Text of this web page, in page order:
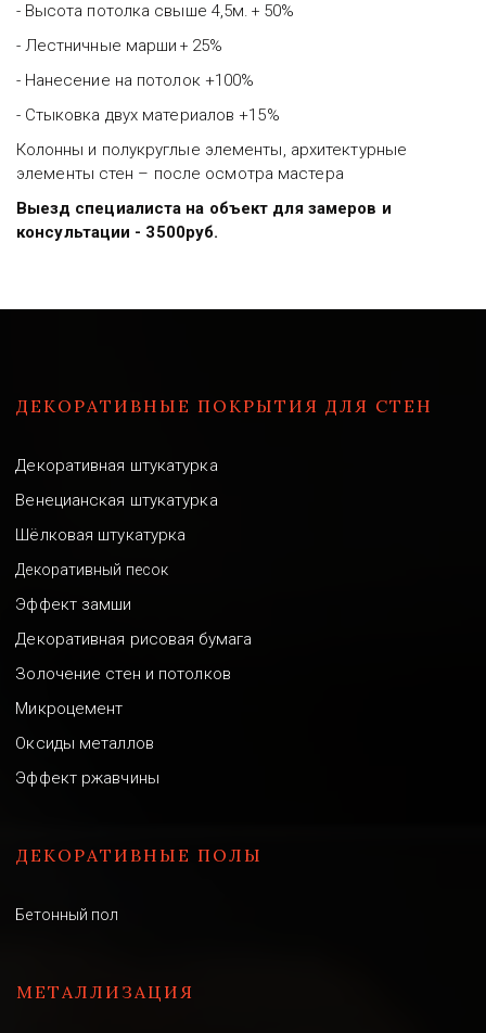
- Высота потолка свыше 4,5м. + 50%
- Лестничные марши + 25%
- Нанесение на потолок +100%
- Стыковка двух материалов +15%
Колонны и полукруглые элементы, архитектурные
элементы стен – после осмотра мастера
Выезд специалиста на объект для замеров и
консультации - 3500руб.
ДЕКОРАТИВНЫЕ ПОКРЫТИЯ ДЛЯ СТЕН
Декоративная штукатурка
Венецианская штукатурка
Шёлковая штукатурка
Декоративный песок
Эффект замши
Декоративная рисовая бумага
Золочение стен и потолков
Микроцемент
Оксиды металлов
Эффект ржавчины
ДЕКОРАТИВНЫЕ ПОЛЫ
Бетонный пол
МЕТАЛЛИЗАЦИЯ